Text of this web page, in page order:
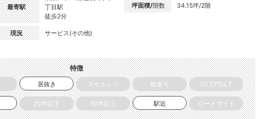
最寄駅
丁目駅
徒歩2分
現況 サービス(その他)
坪面積/階数 34.15坪/2階
特徴
居抜き スケルトン 飲食可 30万円以下
20坪以下 50坪以上 駅近 ロードサイド